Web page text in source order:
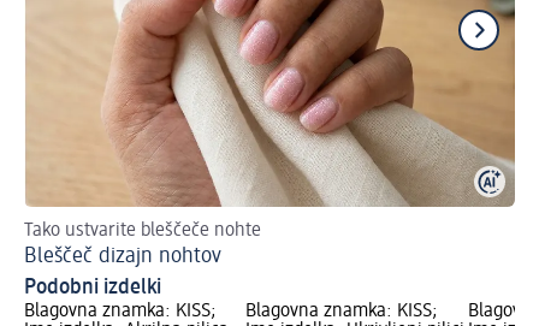
Tako ustvarite bleščeče nohte
Bleščeč dizajn nohtov
Podobni izdelki
Blagovna znamka: KISS;
Blagovna znamka: KISS;